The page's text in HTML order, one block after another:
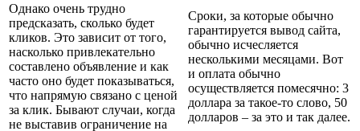
Однако очень трудно
предсказать, сколько будет
кликов. Это зависит от того,
насколько привлекательно
составлено объявление и как
часто оно будет показываться,
что напрямую связано с ценой
за клик. Бывают случаи, когда
не выставив ограничение на
Сроки, за которые обычно
гарантируется вывод сайта,
обычно исчесляется
несколькими месяцами. Вот
и оплата обычно
осуществляется помесячно: 3
доллара за такое-то слово, 50
долларов – за это и так далее.